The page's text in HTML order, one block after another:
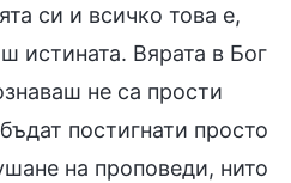
си и всичко това е,
истината. Вярата в Бог
не са прости
постигнати просто
на проповеди, нито